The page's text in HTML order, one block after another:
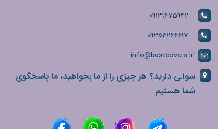
09129675932
09353266617
info@bestcovers.ir
سوالی دارید؟ هر چیزی را از ما بخواهید، ما پاسخگوی
شما هستیم